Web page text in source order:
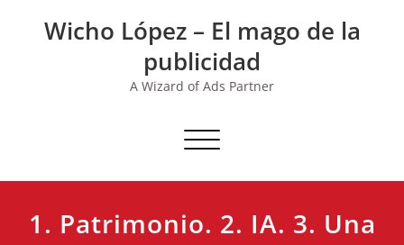
Wicho López – El mago de la
publicidad
A Wizard of Ads Partner
Toggle navigation
1. Patrimonio. 2. IA. 3. Una